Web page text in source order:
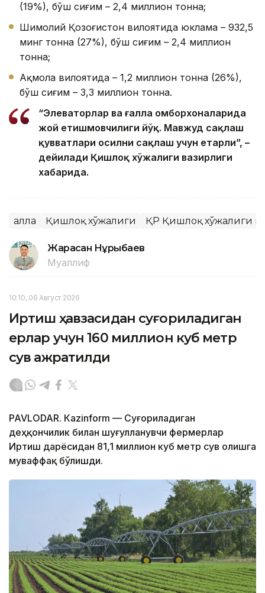
(19%), бўш сиғим – 2,4 миллион тонна;
Шимолий Қозоғистон вилоятида юклама – 932,5
минг тонна (27%), бўш сиғим – 2,4 миллион
тонна;
Ақмола вилоятида – 1,2 миллион тонна (26%),
бўш сиғим – 3,3 миллион тонна.
“Элеваторлар ва ғалла омборхоналарида
жой етишмовчилиги йўқ. Мавжуд сақлаш
қувватлари ҳосилни сақлаш учун етарли”, –
дейилади Қишлоқ хўжалиги вазирлиги
хабарида.
Ғалла Қишлоқ хўжалиги ҚР Қишлоқ хўжалиги
Жарасқан Нұрыбаев
Муаллиф
10:10, 06 Август 2026
Иртиш ҳавзасидан суғориладиган
ерлар учун 160 миллион куб метр
сув ажратилди
PAVLODAR. Кazinform — Суғориладиган
деҳқончилик билан шуғулланувчи фермерлар
Иртиш дарёсидан 81,1 миллион куб метр сув олишга
муваффақ бўлишди.